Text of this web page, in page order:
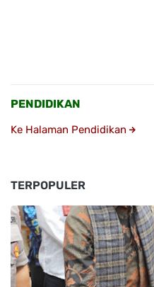
PENDIDIKAN
Ke Halaman Pendidikan
TERPOPULER